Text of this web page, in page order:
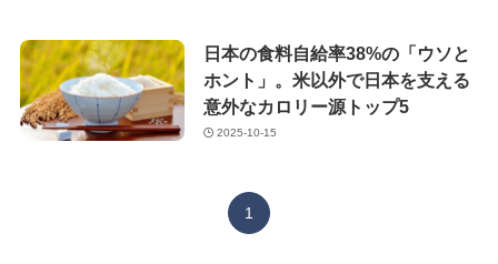
日本の食料自給率38%の「ウソと
ホント」。米以外で日本を支える
意外なカロリー源トップ5
2025-10-15
1